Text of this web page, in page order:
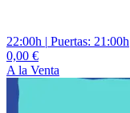
22:00h | Puertas: 21:00h
0,00 €
A la Venta